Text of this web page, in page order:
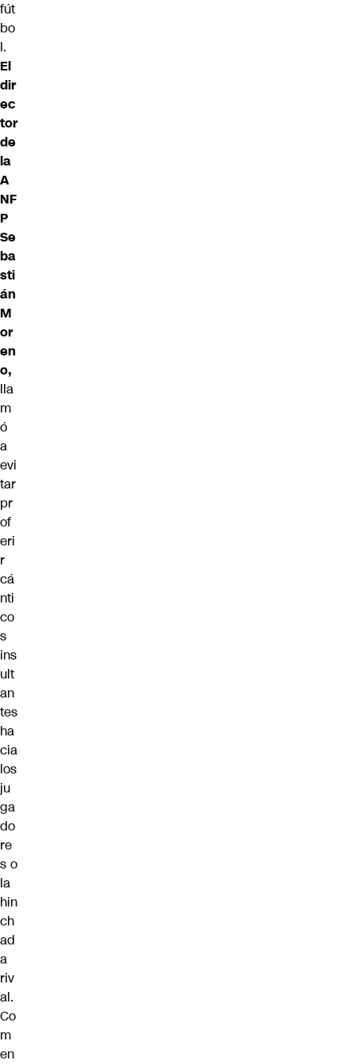
fút
bo
l.
El
dir
ec
tor
de
la
A
NF
P
Se
ba
sti
án
M
or
en
o,
lla
m
ó
a
evi
tar
pr
of
eri
r
cá
nti
co
s
ins
ult
an
tes
ha
cia
los
ju
ga
do
re
s o
la
hin
ch
ad
a
riv
al.
Co
m
en